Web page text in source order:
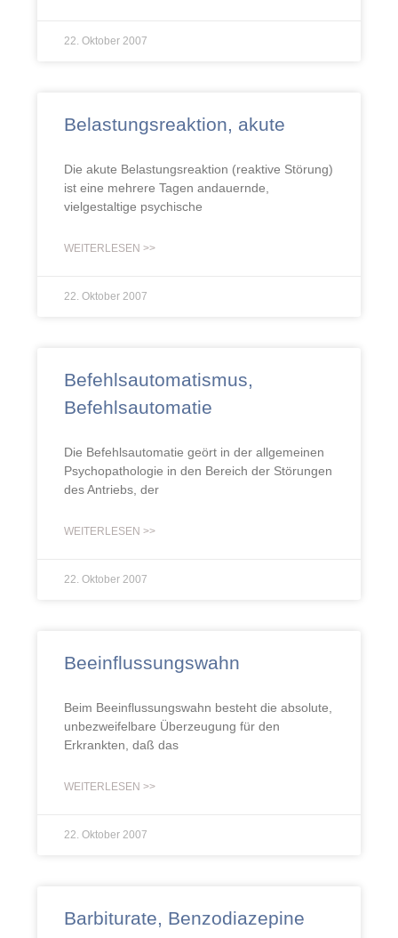
22. Oktober 2007
Belastungsreaktion, akute
Die akute Belastungsreaktion (reaktive Störung)
ist eine mehrere Tagen andauernde,
vielgestaltige psychische
WEITERLESEN >>
22. Oktober 2007
Befehlsautomatismus,
Befehlsautomatie
Die Befehlsautomatie geört in der allgemeinen
Psychopathologie in den Bereich der Störungen
des Antriebs, der
WEITERLESEN >>
22. Oktober 2007
Beeinflussungswahn
Beim Beeinflussungswahn besteht die absolute,
unbezweifelbare Überzeugung für den
Erkrankten, daß das
WEITERLESEN >>
22. Oktober 2007
Barbiturate, Benzodiazepine